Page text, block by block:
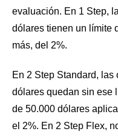
evaluación. En 1 Step,
dólares tienen un límite
más, del 2%.
En 2 Step Standard,
dólares quedan sin ese
de 50.000 dólares
el 2%. En 2 Step Flex,